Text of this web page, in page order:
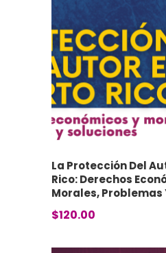
La Protección Del
Rico: Derechos
Morales, Problemas
$120.00